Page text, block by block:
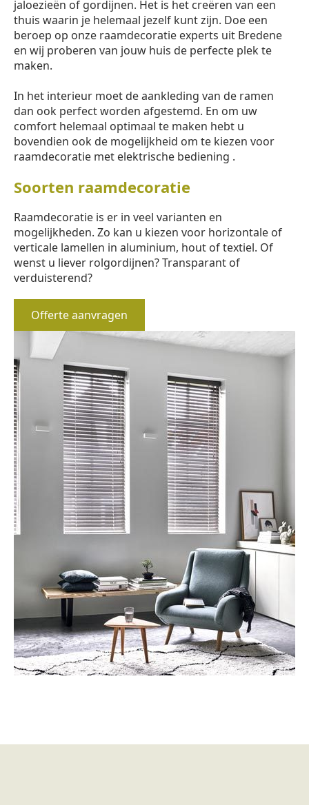
jaloezieën of gordijnen. Het is het creëren van een
thuis waarin je helemaal jezelf kunt zijn. Doe een
beroep op onze raamdecoratie experts uit Bredene
en wij proberen van jouw huis de perfecte plek te
maken.
In het interieur moet de aankleding van de ramen
dan ook perfect worden afgestemd. En om uw
comfort helemaal optimaal te maken hebt u
bovendien ook de mogelijkheid om te kiezen voor
raamdecoratie met elektrische bediening .
Soorten raamdecoratie
Raamdecoratie is er in veel varianten en
mogelijkheden. Zo kan u kiezen voor horizontale of
verticale lamellen in aluminium, hout of textiel. Of
wenst u liever rolgordijnen? Transparant of
verduisterend?
Offerte aanvragen